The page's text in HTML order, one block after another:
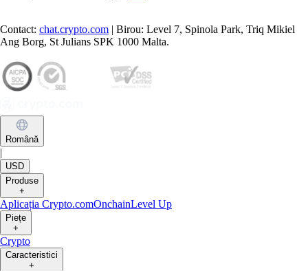
Contact: chat.crypto.com | Birou: Level 7, Spinola Park, Triq Mikiel
Ang Borg, St Julians SPK 1000 Malta.
Română
|
USD
Produse
+
Aplicația Crypto.comOnchainLevel Up
Piețe
+
Crypto
Caracteristici
+